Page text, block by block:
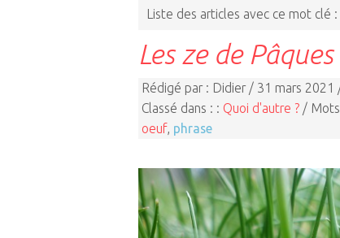
Liste des articles avec ce mot clé :
Les ze de Pâques
Rédigé par : Didier / 31 mars 2021
Classé dans : : Quoi d'autre ? /
oeuf, phrase